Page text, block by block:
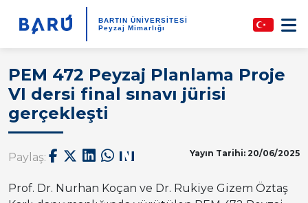
BARTIN ÜNİVERSİTESİ
Peyzaj Mimarlığı
PEM 472 Peyzaj Planlama Proje
VI dersi final sınavı jürisi
gerçekleşti
Paylaş: Yayın Tarihi: 20/06/2025
Prof. Dr. Nurhan Koçan ve Dr. Rukiye Gizem Öztaş